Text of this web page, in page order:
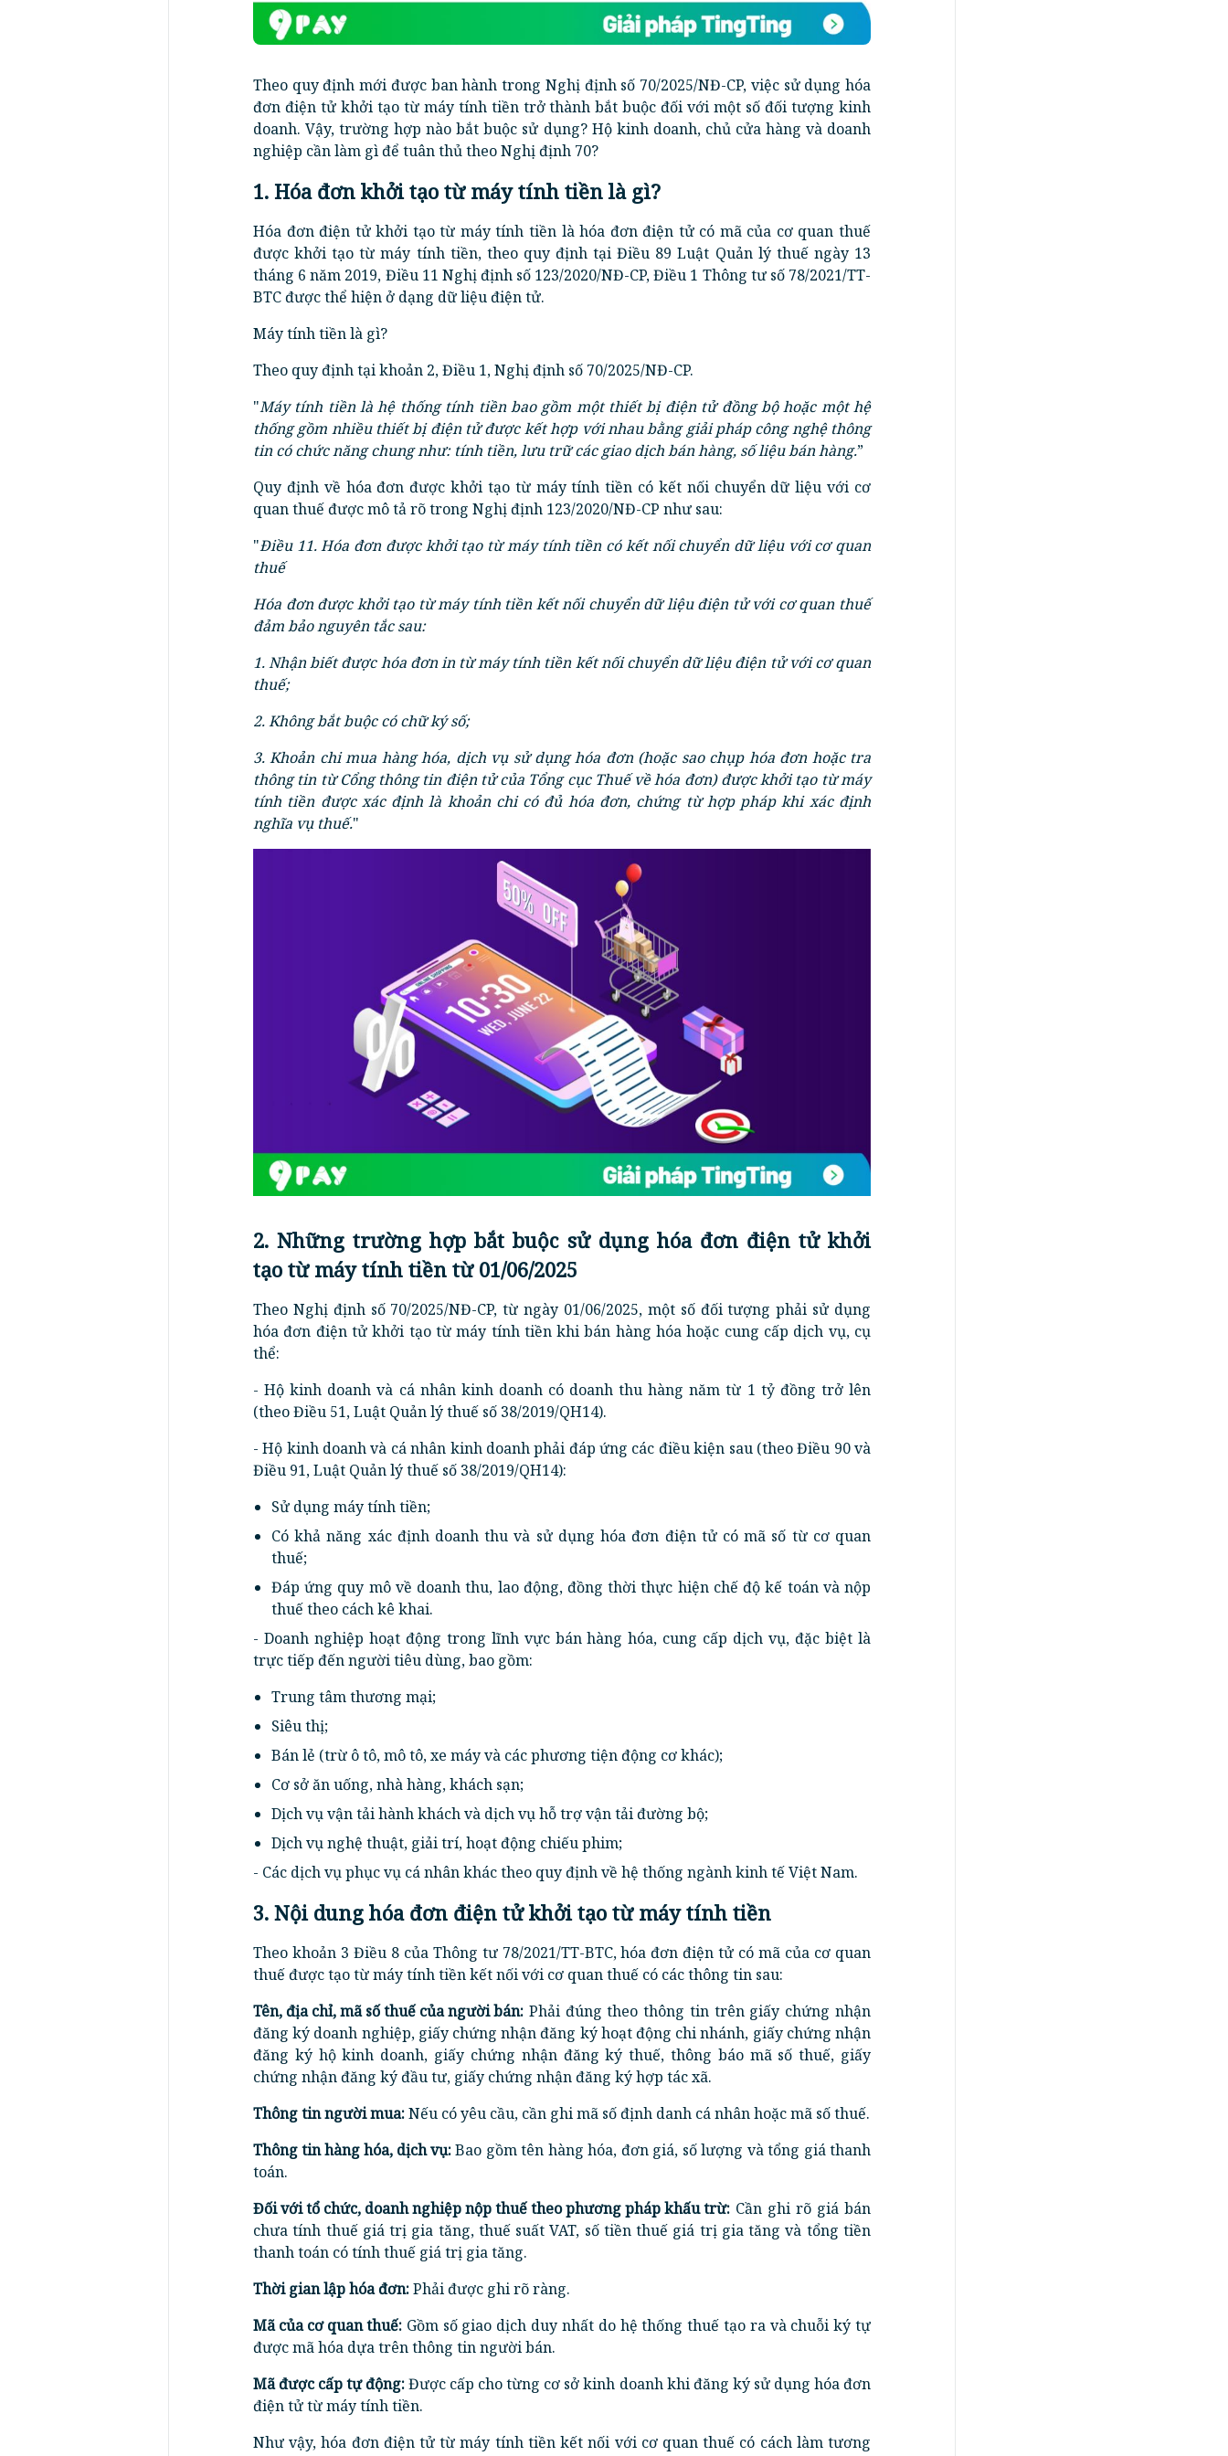
Theo quy định mới được ban hành trong Nghị định số 70/2025/NĐ-CP, việc sử dụng hóa
đơn điện tử khởi tạo từ máy tính tiền trở thành bắt buộc đối với một số đối tượng kinh
doanh. Vậy, trường hợp nào bắt buộc sử dụng? Hộ kinh doanh, chủ cửa hàng và doanh
nghiệp cần làm gì để tuân thủ theo Nghị định 70?
1. Hóa đơn khởi tạo từ máy tính tiền là gì?
Hóa đơn điện tử khởi tạo từ máy tính tiền là hóa đơn điện tử có mã của cơ quan thuế
được khởi tạo từ máy tính tiền, theo quy định tại Điều 89 Luật Quản lý thuế ngày 13
tháng 6 năm 2019, Điều 11 Nghị định số 123/2020/NĐ-CP, Điều 1 Thông tư số 78/2021/TT-
BTC được thể hiện ở dạng dữ liệu điện tử.
Máy tính tiền là gì?
Theo quy định tại khoản 2, Điều 1, Nghị định số 70/2025/NĐ-CP.
"Máy tính tiền là hệ thống tính tiền bao gồm một thiết bị điện tử đồng bộ hoặc một hệ
thống gồm nhiều thiết bị điện tử được kết hợp với nhau bằng giải pháp công nghệ thông
tin có chức năng chung như: tính tiền, lưu trữ các giao dịch bán hàng, số liệu bán hàng.”
Quy định về hóa đơn được khởi tạo từ máy tính tiền có kết nối chuyển dữ liệu với cơ
quan thuế được mô tả rõ trong Nghị định 123/2020/NĐ-CP như sau:
"Điều 11. Hóa đơn được khởi tạo từ máy tính tiền có kết nối chuyển dữ liệu với cơ quan
thuế
Hóa đơn được khởi tạo từ máy tính tiền kết nối chuyển dữ liệu điện tử với cơ quan thuế
đảm bảo nguyên tắc sau:
1. Nhận biết được hóa đơn in từ máy tính tiền kết nối chuyển dữ liệu điện tử với cơ quan
thuế;
2. Không bắt buộc có chữ ký số;
3. Khoản chi mua hàng hóa, dịch vụ sử dụng hóa đơn (hoặc sao chụp hóa đơn hoặc tra
thông tin từ Cổng thông tin điện tử của Tổng cục Thuế về hóa đơn) được khởi tạo từ máy
tính tiền được xác định là khoản chi có đủ hóa đơn, chứng từ hợp pháp khi xác định
nghĩa vụ thuế."
2. Những trường hợp bắt buộc sử dụng hóa đơn điện tử khởi
tạo từ máy tính tiền từ 01/06/2025
Theo Nghị định số 70/2025/NĐ-CP, từ ngày 01/06/2025, một số đối tượng phải sử dụng
hóa đơn điện tử khởi tạo từ máy tính tiền khi bán hàng hóa hoặc cung cấp dịch vụ, cụ
thể:
- Hộ kinh doanh và cá nhân kinh doanh có doanh thu hàng năm từ 1 tỷ đồng trở lên
(theo Điều 51, Luật Quản lý thuế số 38/2019/QH14).
- Hộ kinh doanh và cá nhân kinh doanh phải đáp ứng các điều kiện sau (theo Điều 90 và
Điều 91, Luật Quản lý thuế số 38/2019/QH14):
Sử dụng máy tính tiền;
Có khả năng xác định doanh thu và sử dụng hóa đơn điện tử có mã số từ cơ quan
thuế;
Đáp ứng quy mô về doanh thu, lao động, đồng thời thực hiện chế độ kế toán và nộp
thuế theo cách kê khai.
- Doanh nghiệp hoạt động trong lĩnh vực bán hàng hóa, cung cấp dịch vụ, đặc biệt là
trực tiếp đến người tiêu dùng, bao gồm:
Trung tâm thương mại;
Siêu thị;
Bán lẻ (trừ ô tô, mô tô, xe máy và các phương tiện động cơ khác);
Cơ sở ăn uống, nhà hàng, khách sạn;
Dịch vụ vận tải hành khách và dịch vụ hỗ trợ vận tải đường bộ;
Dịch vụ nghệ thuật, giải trí, hoạt động chiếu phim;
- Các dịch vụ phục vụ cá nhân khác theo quy định về hệ thống ngành kinh tế Việt Nam.
3. Nội dung hóa đơn điện tử khởi tạo từ máy tính tiền
Theo khoản 3 Điều 8 của Thông tư 78/2021/TT-BTC, hóa đơn điện tử có mã của cơ quan
thuế được tạo từ máy tính tiền kết nối với cơ quan thuế có các thông tin sau:
Tên, địa chỉ, mã số thuế của người bán: Phải đúng theo thông tin trên giấy chứng nhận
đăng ký doanh nghiệp, giấy chứng nhận đăng ký hoạt động chi nhánh, giấy chứng nhận
đăng ký hộ kinh doanh, giấy chứng nhận đăng ký thuế, thông báo mã số thuế, giấy
chứng nhận đăng ký đầu tư, giấy chứng nhận đăng ký hợp tác xã.
Thông tin người mua:Nếu có yêu cầu, cần ghi mã số định danh cá nhân hoặc mã số thuế.
Thông tin hàng hóa, dịch vụ:Bao gồm tên hàng hóa, đơn giá, số lượng và tổng giá thanh
toán.
Đối với tổ chức, doanh nghiệp nộp thuế theo phương pháp khấu trừ: Cần ghi rõ giá bán
chưa tính thuế giá trị gia tăng, thuế suất VAT, số tiền thuế giá trị gia tăng và tổng tiền
thanh toán có tính thuế giá trị gia tăng.
Thời gian lập hóa đơn:Phải được ghi rõ ràng.
Mã của cơ quan thuế: Gồm số giao dịch duy nhất do hệ thống thuế tạo ra và chuỗi ký tự
được mã hóa dựa trên thông tin người bán.
Mã được cấp tự động:Được cấp cho từng cơ sở kinh doanh khi đăng ký sử dụng hóa đơn
điện tử từ máy tính tiền.
Như vậy, hóa đơn điện tử từ máy tính tiền kết nối với cơ quan thuế có cách làm tương